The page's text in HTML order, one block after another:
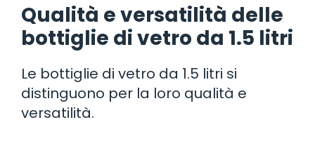
Qualità e versatilità delle
bottiglie di vetro da 1.5 litri
Le bottiglie di vetro da 1.5 litri si
distinguono per la loro qualità e
versatilità.